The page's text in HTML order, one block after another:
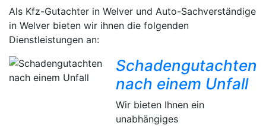
Als Kfz-Gutachter in Welver und Auto-Sachverständige
in Welver bieten wir ihnen die folgenden
Dienstleistungen an:
Schadengutachten
nach einem Unfall
Wir bieten Ihnen ein
unabhängiges